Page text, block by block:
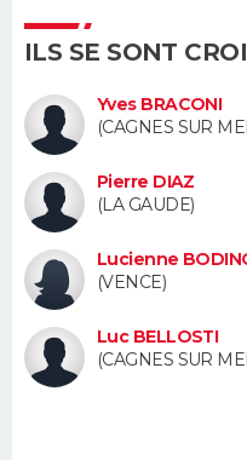
S'inscrire
Se connecter
Lycées
Collèges
Primaires
Universités
Entreprises
Service militaire
Avis de recherche
AVIS DE DÉCÈS
FORUM
Bricolage
Lifestyle
Culture
Sport
Auto
Television
Voyage
Cinema
ILS SE SONT
Yves BRACONI
(CAGNES SUR
Pierre DIAZ
(LA GAUDE)
Lucienne
(VENCE)
Luc BELLOSTI
(CAGNES SUR